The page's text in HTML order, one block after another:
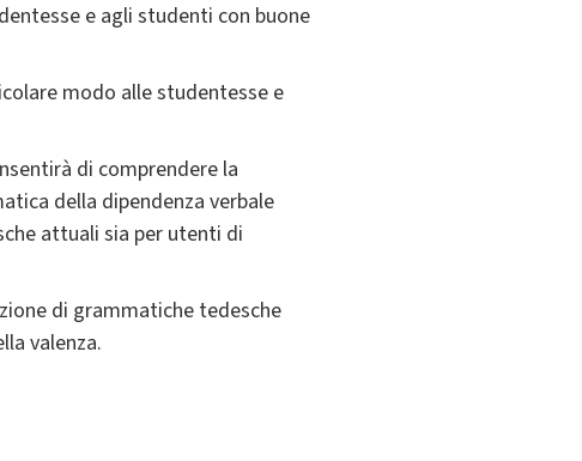
e agli studenti con buone
modo alle studentesse e
di comprendere la
della dipendenza verbale
attuali sia per utenti di
di grammatiche tedesche
valenza.